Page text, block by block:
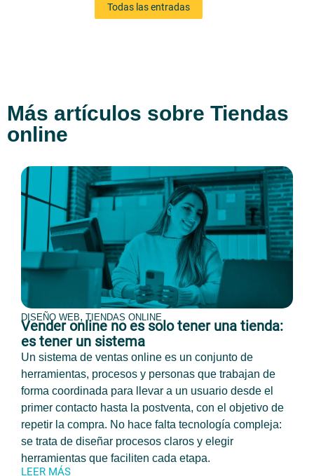
Todas las entradas
Más artículos sobre Tiendas
online
DISEÑO WEB, TIENDAS ONLINE
Vender online no es solo tener una tienda:
es tener un sistema
Un sistema de ventas online es un conjunto de
herramientas, procesos y personas que trabajan de
forma coordinada para llevar a un usuario desde el
primer contacto hasta la postventa, con el objetivo de
repetir la compra. No hace falta tecnología compleja:
se trata de diseñar procesos claros y elegir
herramientas que faciliten cada etapa.
LEER MÁS